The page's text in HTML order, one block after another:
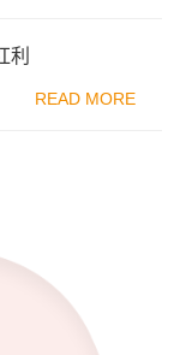
利
READ MORE